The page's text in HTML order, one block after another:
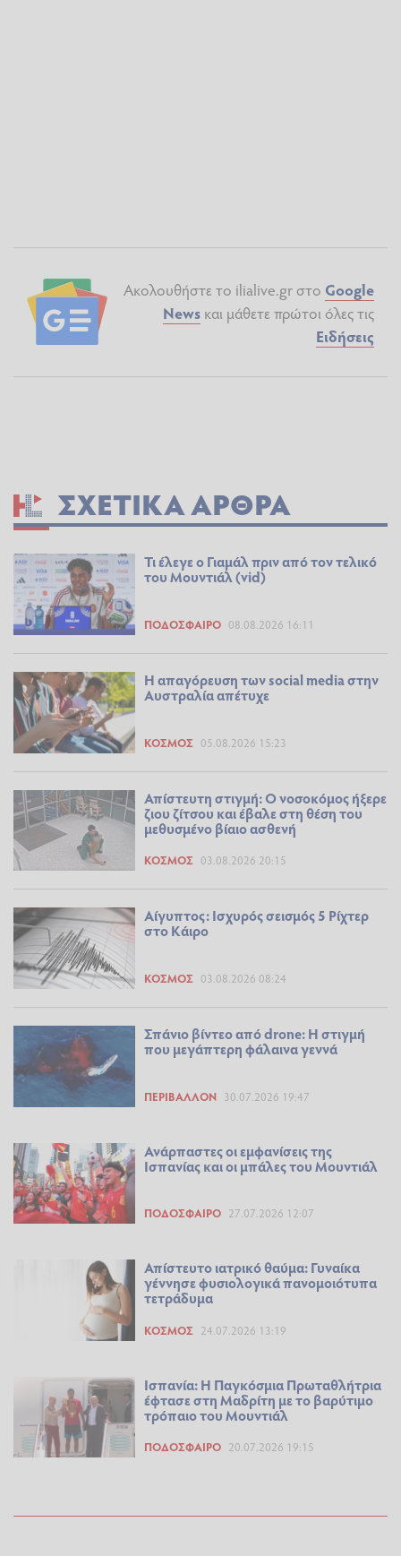
Ακολουθήστε το ilialive.gr στο Google
News και μάθετε πρώτοι όλες τις
Ειδήσεις
ΣΧΕΤΙΚΆ ΆΡΘΡΑ
Τι έλεγε ο Γιαμάλ πριν από τον τελικό
του Μουντιάλ (vid)
ΠΟΔΌΣΦΑΙΡΟ 08.08.2026 16:11
Η απαγόρευση των social media στην
Αυστραλία απέτυχε
ΚΌΣΜΟΣ 05.08.2026 15:23
Απίστευτη στιγμή: O νοσοκόμoς ήξερε
ζιου ζίτσου και έβαλε στη θέση του
μεθυσμένο βίαιο ασθενή
ΚΌΣΜΟΣ 03.08.2026 20:15
Αίγυπτος: Ισχυρός σεισμός 5 Ρίχτερ
στο Κάιρο
ΚΌΣΜΟΣ 03.08.2026 08:24
Σπάνιο βίντεο από drone: Η στιγμή
που μεγάπτερη φάλαινα γεννά
ΠΕΡΙΒΆΛΛΟΝ 30.07.2026 19:47
Ανάρπαστες οι εμφανίσεις της
Ισπανίας και οι μπάλες του Μουντιάλ
ΠΟΔΌΣΦΑΙΡΟ 27.07.2026 12:07
Απίστευτο ιατρικό θαύμα: Γυναίκα
γέννησε φυσιολογικά πανομοιότυπα
τετράδυμα
ΚΌΣΜΟΣ 24.07.2026 13:19
Ισπανία: Η Παγκόσμια Πρωταθλήτρια
έφτασε στη Μαδρίτη με το βαρύτιμο
τρόπαιο του Μουντιάλ
ΠΟΔΌΣΦΑΙΡΟ 20.07.2026 19:15